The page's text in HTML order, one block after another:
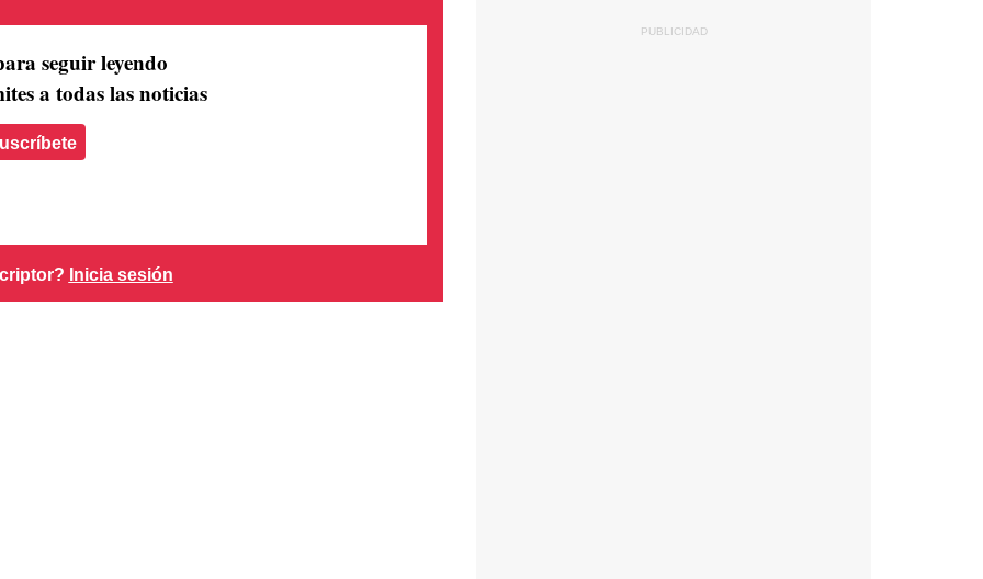
seguir leyendo
a todas las noticias
Inicia sesión